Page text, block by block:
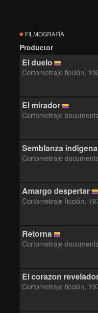
FILMOGRAFÍA
Productor
El duelo
Cortometraje ficción,
El mirador
Cortometraje
Semblanza indigena
Cortometraje
Amargo despertar
Cortometraje ficción,
Retorna
Cortometraje
El corazon
Cortometraje ficción,